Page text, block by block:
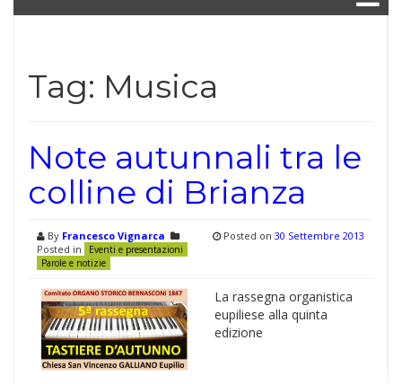
Tag: Musica
Note autunnali tra le
colline di Brianza
By Francesco Vignarca
Posted in
Eventi e presentazioni
Parole e notizie
Posted on 30 Settembre 2013
La rassegna organistica
eupiliese alla quinta
edizione